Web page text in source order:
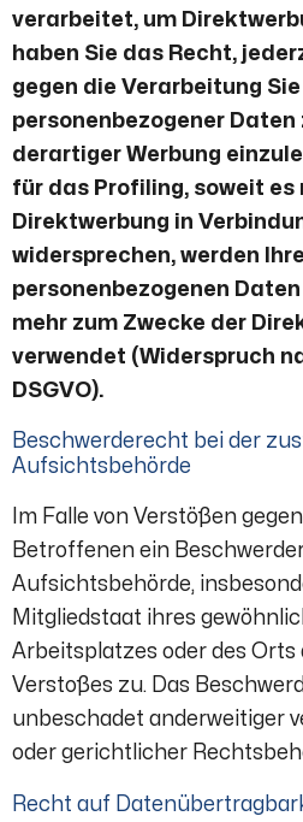
verarbeitet, um
haben Sie das Recht,
gegen die Verarbeitung
personenbezogener Daten
derartiger Werbung
für das Profiling, soweit es
Direktwerbung in
widersprechen, werden Ihre
personenbezogenen
mehr zum Zwecke der
verwendet (Widerspruch
DSGVO).
Beschwerderecht bei der
Aufsichtsbehörde
Im Falle von Verstößen
Betroffenen ein
Aufsichtsbehörde,
Mitgliedstaat ihres
Arbeitsplatzes oder des
Verstoßes zu. Das
unbeschadet anderweitiger
oder gerichtlicher
Recht auf